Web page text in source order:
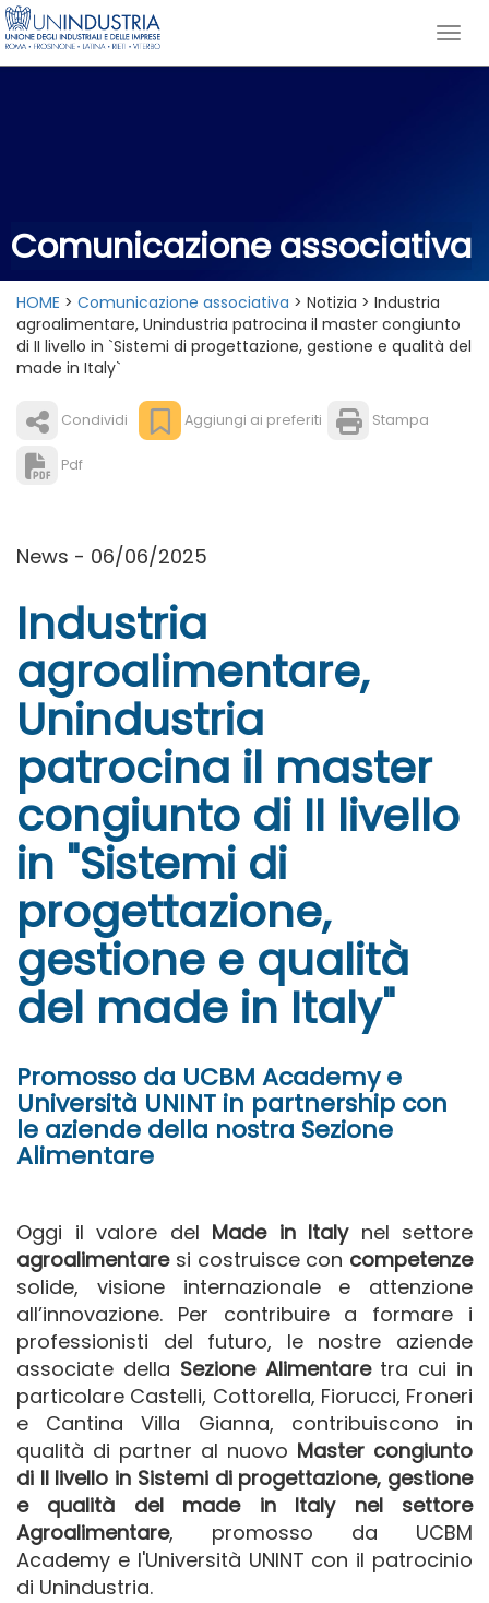
Comunicazione associativa
HOME > Comunicazione associativa > Notizia > Industria
agroalimentare, Unindustria patrocina il master congiunto
di II livello in `Sistemi di progettazione, gestione e qualità del
made in Italy`
Condividi Aggiungi ai preferiti Stampa
Pdf
News - 06/06/2025
Industria
agroalimentare,
Unindustria
patrocina il master
congiunto di II livello
in "Sistemi di
progettazione,
gestione e qualità
del made in Italy"
Promosso da UCBM Academy e
Università UNINT in partnership con
le aziende della nostra Sezione
Alimentare
Oggi il valore del Made in Italynel settore
agroalimentaresi costruisce con competenze
solide, visione internazionale e attenzione
all’innovazione. Per contribuire a formare i
professionisti del futuro, le nostre aziende
associate della Sezione Alimentaretra cui in
particolare Castelli, Cottorella, Fiorucci, Froneri
e Cantina Villa Gianna, contribuiscono in
qualità di partner al nuovo Master congiunto
di II livello in Sistemi di progettazione, gestione
e qualità del made in Italy nel settore
Agroalimentare,
promosso da UCBM
Academy e l'Università UNINT con il patrocinio
di Unindustria.